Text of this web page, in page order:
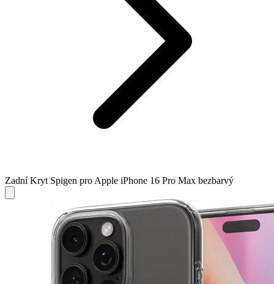
Zadní Kryt Spigen pro Apple iPhone 16 Pro Max bezbarvý